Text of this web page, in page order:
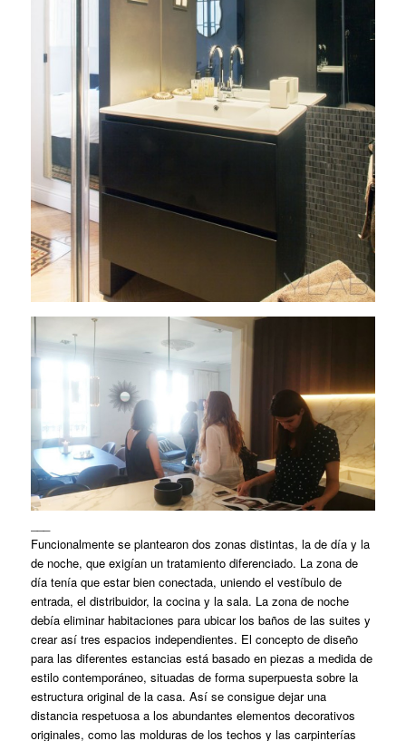
Funcionalmente se plantearon dos zonas distintas, la de día y la
de noche, que exigían un tratamiento diferenciado. La zona de
día tenía que estar bien conectada, uniendo el vestíbulo de
entrada, el distribuidor, la cocina y la sala. La zona de noche
debía eliminar habitaciones para ubicar los baños de las suites y
crear así tres espacios independientes. El concepto de diseño
para las diferentes estancias está basado en piezas a medida de
estilo contemporáneo, situadas de forma superpuesta sobre la
estructura original de la casa. Así se consigue dejar una
distancia respetuosa a los abundantes elementos decorativos
originales, como las molduras de los techos y las carpinterías